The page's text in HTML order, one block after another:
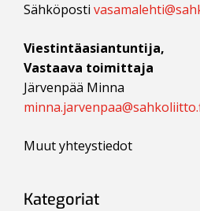
Sähköposti
Viestintäasiantuntija,
Vastaava toimittaja
Järvenpää Minna
Muut yhteystiedot
Kategoriat